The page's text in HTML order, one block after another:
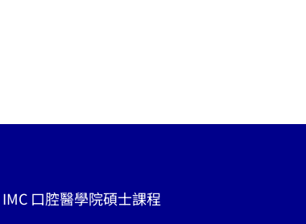
口腔醫學院碩士課程